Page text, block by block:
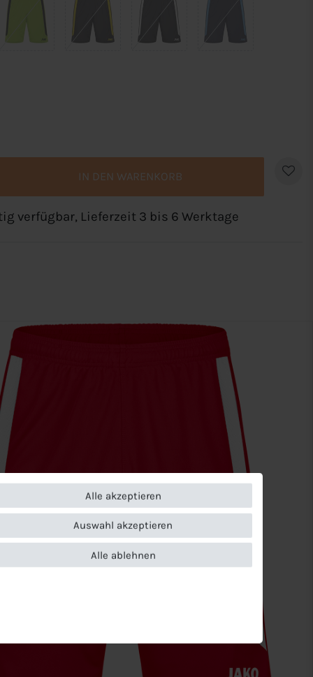
IN DEN WARENKORB
verfügbar, Lieferzeit 3 bis 6 Werktage
Alle akzeptieren
Alle ablehnen
Auswahl akzeptieren